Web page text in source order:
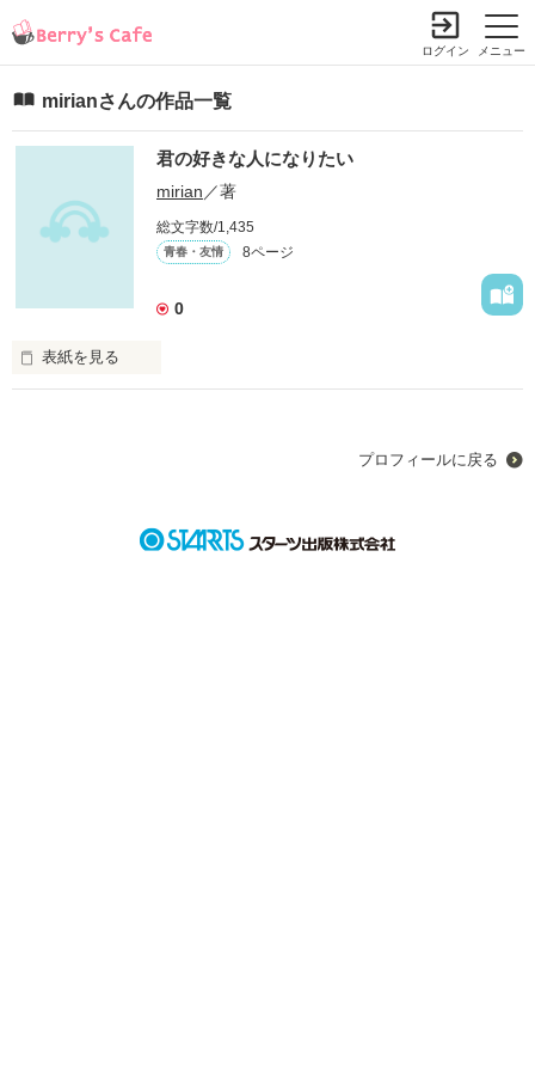
メニュー
ログイン
mirianさんの作品一覧
君の好きな人になりたい
mirian ／著
総文字数/1,435
青春・友情 8ページ
0
表紙を見る
プロフィールに戻る